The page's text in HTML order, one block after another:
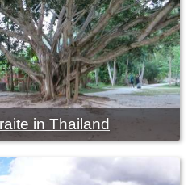
in Thailand